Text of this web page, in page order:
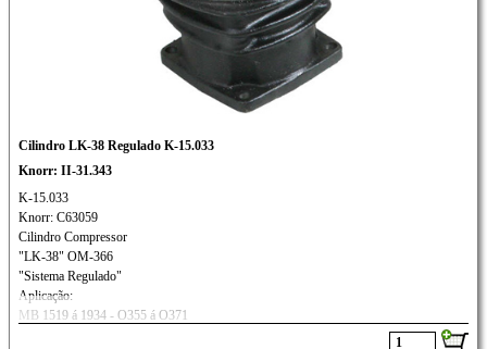
Cilindro LK-38 Regulado K-15.033
Knorr: II-31.343
K-15.033
Knorr: C63059
Cilindro Compressor
"LK-38" OM-366
"Sistema Regulado"
Aplicação:
MB 1519 á 1934 - O355 á O371